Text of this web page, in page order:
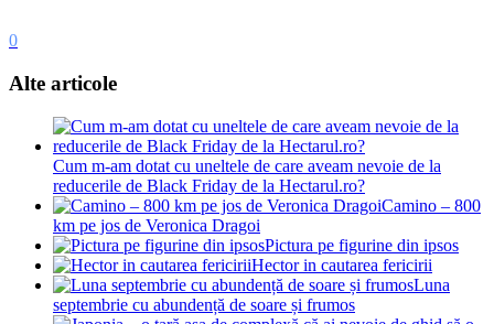
0
Alte articole
Cum m-am dotat cu uneltele de care aveam nevoie de la
reducerile de Black Friday de la Hectarul.ro?
Camino – 800
km pe jos de Veronica Dragoi
Pictura pe figurine din ipsos
Hector in cautarea fericirii
Luna
septembrie cu abundență de soare și frumos